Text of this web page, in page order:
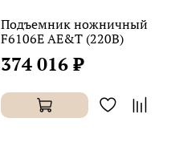
Подъемник ножничный
F6106E AE&T (220В)
374 016 ₽